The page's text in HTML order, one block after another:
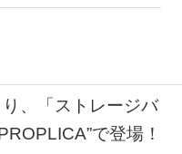
、「ストレージバ
で登場！